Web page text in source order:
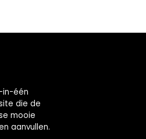
in-één
die de
mooie
aanvullen.